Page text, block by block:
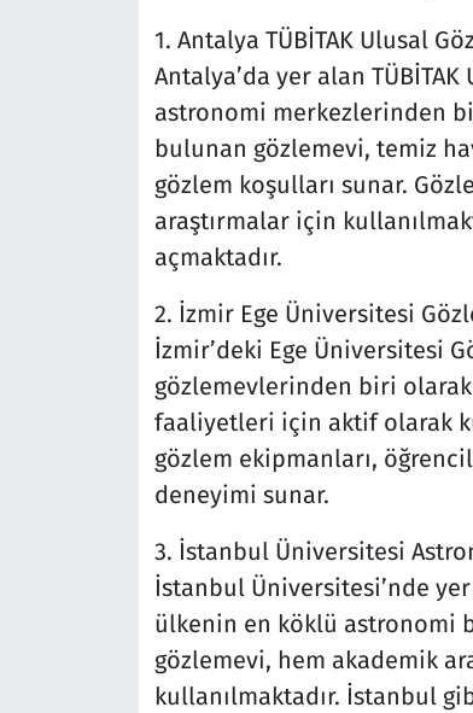
1. Antalya TÜBİTAK Ulusal
Antalya’da yer alan
astronomi merkezlerinden
bulunan gözlemevi, temiz
gözlem koşulları sunar.
araştırmalar için
açmaktadır.
2. İzmir Ege Üniversitesi
İzmir’deki Ege Üniversitesi
gözlemevlerinden biri
faaliyetleri için aktif olarak
gözlem ekipmanları,
deneyimi sunar.
3. İstanbul Üniversitesi
İstanbul Üniversitesi’nde
ülkenin en köklü astronomi
gözlemevi, hem akademik
kullanılmaktadır. İstanbul